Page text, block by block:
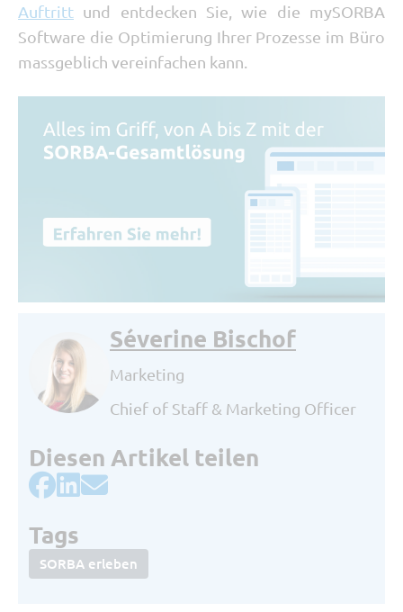
Auftritt und entdecken Sie, wie die mySORBA
Software die Optimierung Ihrer Prozesse im Büro
massgeblich vereinfachen kann.
Séverine Bischof
Marketing
Chief of Staff & Marketing Officer
Diesen Artikel teilen
Tags
SORBA erleben